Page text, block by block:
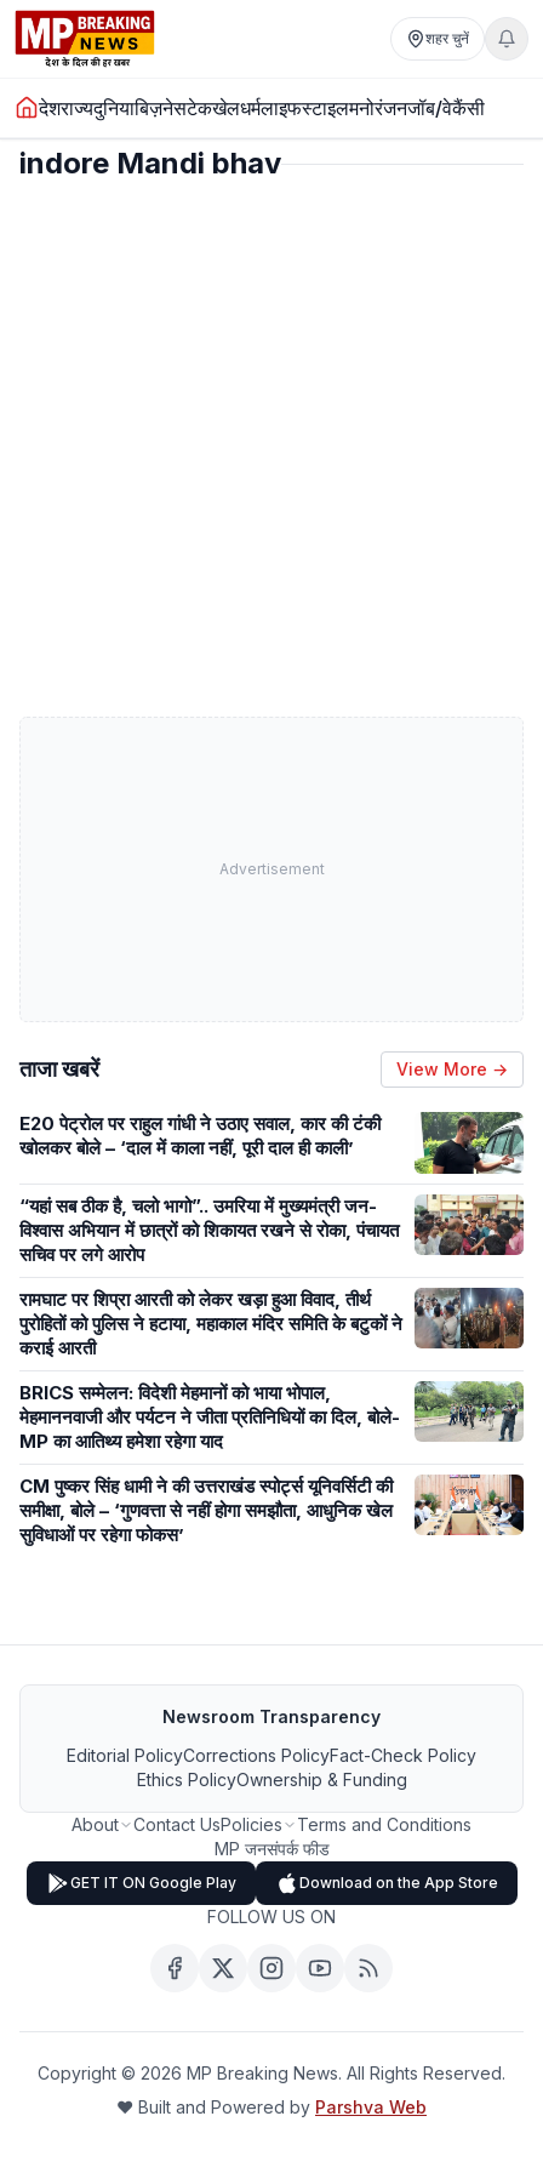
शहर चुनें
देशराज्यदुनियाबिज़नेसटेकखेलधर्मलाइफस्टाइलमनोरंजनजॉब/वेकैंसी
indore Mandi bhav
Advertisement
ताजा खबरें View More →
E20 पेट्रोल पर राहुल गांधी ने उठाए सवाल, कार की टंकी
खोलकर बोले – ‘दाल में काला नहीं, पूरी दाल ही काली’
“यहां सब ठीक है, चलो भागो”.. उमरिया में मुख्यमंत्री जन-
विश्वास अभियान में छात्रों को शिकायत रखने से रोका, पंचायत
सचिव पर लगे आरोप
रामघाट पर शिप्रा आरती को लेकर खड़ा हुआ विवाद, तीर्थ
पुरोहितों को पुलिस ने हटाया, महाकाल मंदिर समिति के बटुकों ने
कराई आरती
BRICS सम्मेलन: विदेशी मेहमानों को भाया भोपाल,
मेहमाननवाजी और पर्यटन ने जीता प्रतिनिधियों का दिल, बोले-
MP का आतिथ्य हमेशा रहेगा याद
CM पुष्कर सिंह धामी ने की उत्तराखंड स्पोर्ट्स यूनिवर्सिटी की
समीक्षा, बोले – ‘गुणवत्ता से नहीं होगा समझौता, आधुनिक खेल
सुविधाओं पर रहेगा फोकस’
Newsroom Transparency
Editorial PolicyCorrections PolicyFact-Check Policy
Ethics PolicyOwnership & Funding
About Contact UsPolicies
Terms and Conditions
MP जनसंपर्क फीड
GET IT ON Google Play Download on the App Store
FOLLOW US ON
Copyright © 2026 MP Breaking News. All Rights Reserved.
❤️ Built and Powered by Parshva Web